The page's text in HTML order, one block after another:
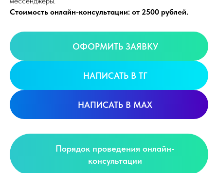
Стоимость онлайн-консультации: от 2500 рублей.
ОФОРМИТЬ ЗАЯВКУ
НАПИСАТЬ В ТГ
НАПИСАТЬ В MAX
Порядок проведения онлайн-
консультации